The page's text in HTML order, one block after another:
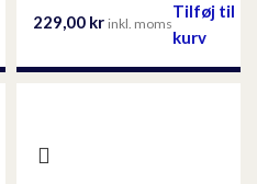
229,00 kr inkl. moms
Tilføj til
kurv